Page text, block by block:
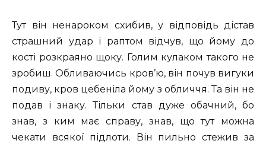
Тут він ненароком схибив, у відповідь дістав
страшний удар і раптом відчув, що йому до
кості розкраяно щоку. Голим кулаком такого не
зробиш. Обливаючись кров’ю, він почув вигуки
подиву, кров цебеніла йому з обличчя. Та він не
подав і знаку. Тільки став дуже обачний, бо
знав, з ким має справу, знав, що тут можна
чекати всякої підлоти. Він пильно стежив за